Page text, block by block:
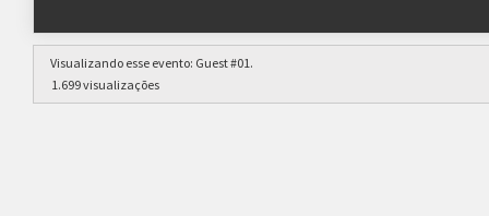
Visualizando esse evento: Guest #01.
1.699 visualizações